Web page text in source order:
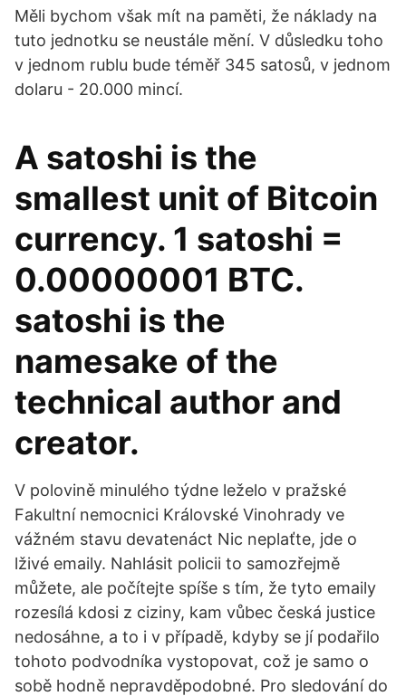
Měli bychom však mít na paměti, že náklady na
tuto jednotku se neustále mění. V důsledku toho
v jednom rublu bude téměř 345 satosů, v jednom
dolaru - 20.000 mincí.
A satoshi is the
smallest unit of Bitcoin
currency. 1 satoshi =
0.00000001 BTC.
satoshi is the
namesake of the
technical author and
creator.
V polovině minulého týdne leželo v pražské
Fakultní nemocnici Královské Vinohrady ve
vážném stavu devatenáct Nic neplaťte, jde o
lživé emaily. Nahlásit policii to samozřejmě
můžete, ale počítejte spíše s tím, že tyto emaily
rozesílá kdosi z ciziny, kam vůbec česká justice
nedosáhne, a to i v případě, kdyby se jí podařilo
tohoto podvodníka vystopovat, což je samo o
sobě hodně nepravděpodobné. Pro sledování do